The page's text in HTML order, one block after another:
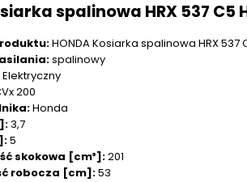
spalinowa HRX 537 C5
HONDA Kosiarka spalinowa HRX 537
spalinowy
Elektryczny
200
Honda
3,7
5
skokowa [cm³]:201
robocza [cm]:53